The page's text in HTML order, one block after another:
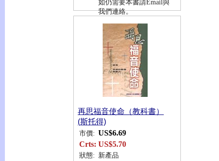
如仍需要本書請Email與
我們連絡。
再思福音使命（教科書）
(斯托得)
市價: US$6.69
Crts: US$5.70
狀態: 新產品